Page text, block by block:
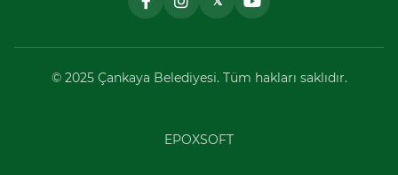
© 2025 Çankaya Belediyesi. Tüm hakları saklıdır.
EPOXSOFT